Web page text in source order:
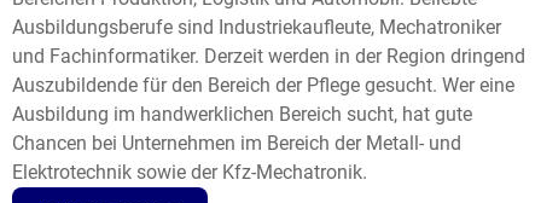
Ausbildungsberufe sind Industriekaufleute, Mechatroniker
und Fachinformatiker. Derzeit werden in der Region dringend
Auszubildende für den Bereich der Pflege gesucht. Wer eine
Ausbildung im handwerklichen Bereich sucht, hat gute
Chancen bei Unternehmen im Bereich der Metall- und
Elektrotechnik sowie der Kfz-Mechatronik.